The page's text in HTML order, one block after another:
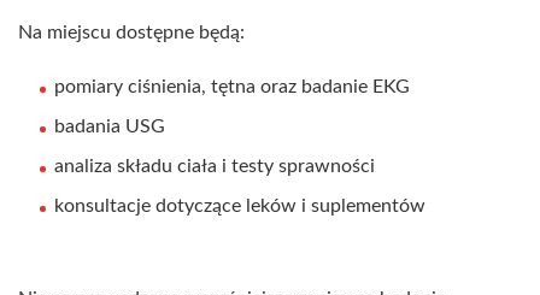
Na miejscu dostępne będą:
pomiary ciśnienia, tętna oraz badanie EKG
badania USG
analiza składu ciała i testy sprawności
konsultacje dotyczące leków i suplementów